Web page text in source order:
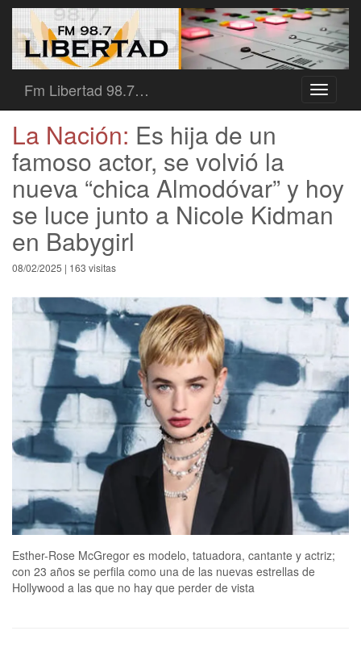
Toggle
Fm Libertad 98.7…
La Nación: Es hija de un
famoso actor, se volvió la
nueva “chica Almodóvar” y hoy
se luce junto a Nicole Kidman
en Babygirl
08/02/2025 | 163 visitas
Esther-Rose McGregor es modelo, tatuadora, cantante y actriz;
con 23 años se perfila como una de las nuevas estrellas de
Hollywood a las que no hay que perder de vista